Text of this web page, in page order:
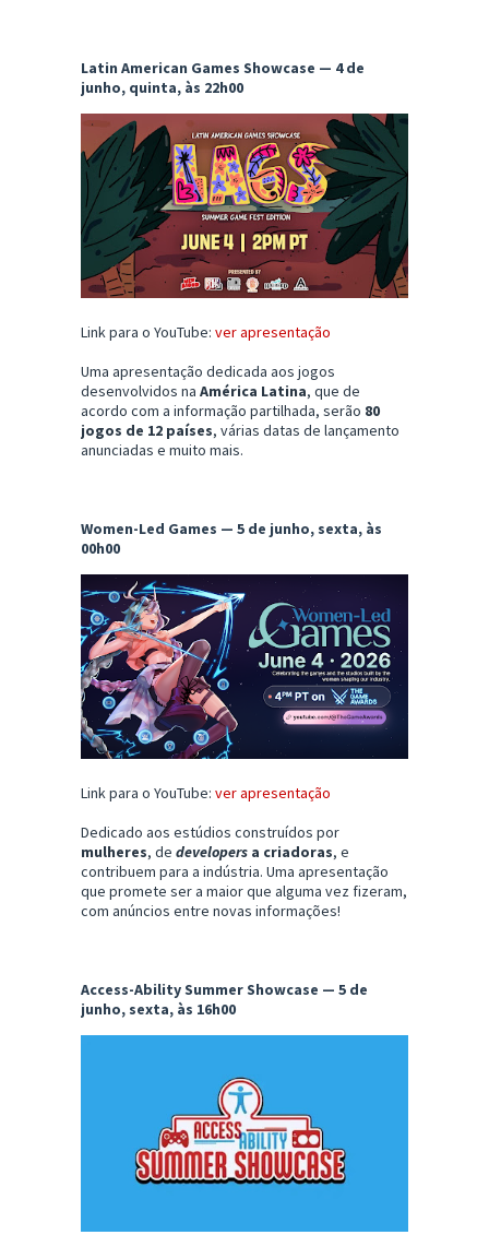
Latin American Games Showcase — 4 de
junho, quinta, às 22h00
Link para o YouTube: ver apresentação
Uma apresentação dedicada aos jogos
desenvolvidos na América Latina, que de
acordo com a informação partilhada, serão 80
jogos de 12 países, várias datas de lançamento
anunciadas e muito mais.
Women-Led Games — 5 de junho, sexta, às
00h00
Link para o YouTube: ver apresentação
Dedicado aos estúdios construídos por
mulheres, de developers a criadoras, e
contribuem para a indústria. Uma apresentação
que promete ser a maior que alguma vez fizeram,
com anúncios entre novas informações!
Access-Ability Summer Showcase — 5 de
junho, sexta, às 16h00